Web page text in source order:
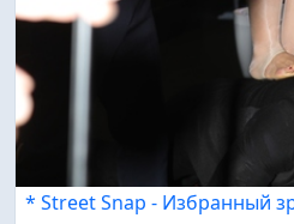
* Street Snap - Избранный